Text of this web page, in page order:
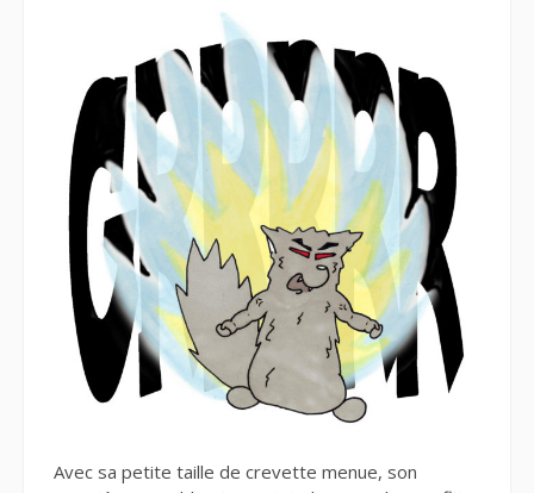
Avec sa petite taille de crevette menue, son